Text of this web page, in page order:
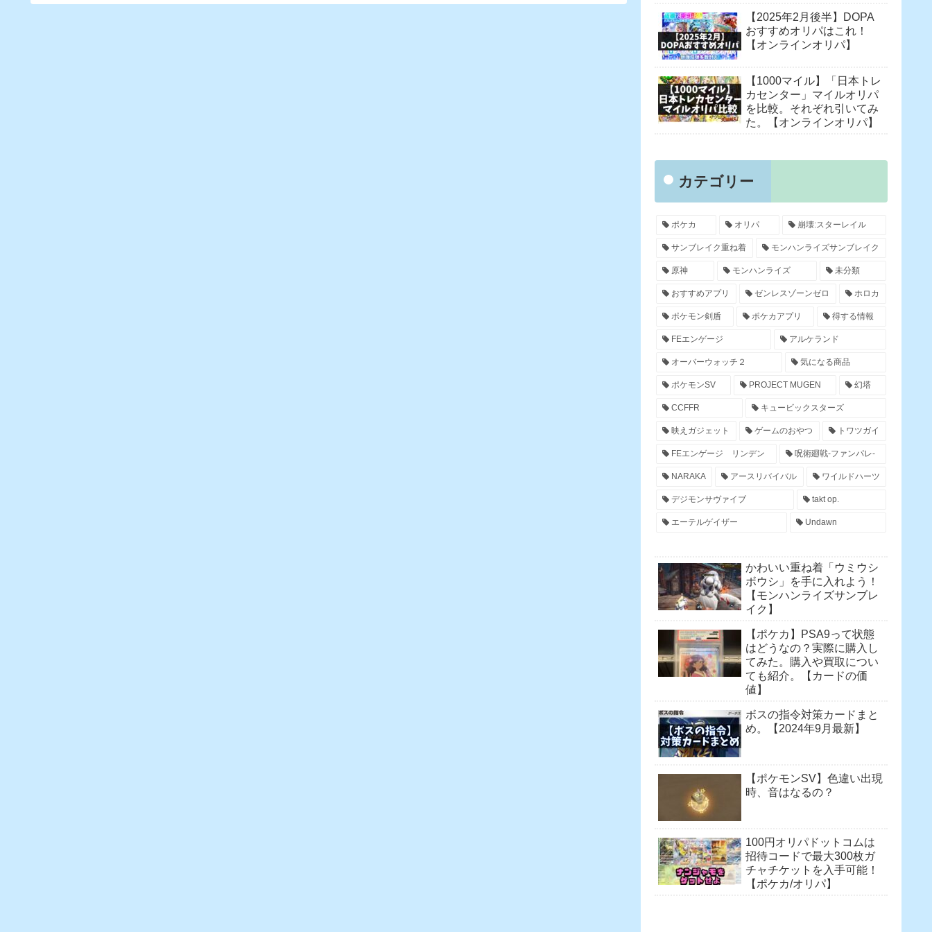
【2025年2月後半】DOPA
おすすめオリパはこれ！
【オンラインオリパ】
【1000マイル】「日本トレ
カセンター」マイルオリパ
を比較。それぞれ引いてみ
た。【オンラインオリパ】
カテゴリー
ポケカ オリパ 崩壊:スターレイル
サンブレイク重ね着 モンハンライズサンブレイク
原神 モンハンライズ 未分類
おすすめアプリ ゼンレスゾーンゼロ ホロカ
ポケモン剣盾 ポケカアプリ 得する情報
FEエンゲージ アルケランド
オーバーウォッチ２ 気になる商品
ポケモンSV PROJECT MUGEN 幻塔
CCFFR キュービックスターズ
映えガジェット ゲームのおやつ トワツガイ
FEエンゲージ リンデン 呪術廻戦-ファンパレ-
NARAKA アースリバイバル ワイルドハーツ
デジモンサヴァイブ takt op.
エーテルゲイザー Undawn
かわいい重ね着「ウミウシ
ボウシ」を手に入れよう！
【モンハンライズサンブレ
イク】
【ポケカ】PSA9って状態
はどうなの？実際に購入し
てみた。購入や買取につい
ても紹介。【カードの価
値】
ボスの指令対策カードまと
め。【2024年9月最新】
【ポケモンSV】色違い出現
時、音はなるの？
100円オリパドットコムは
招待コードで最大300枚ガ
チャチケットを入手可能！
【ポケカ/オリパ】